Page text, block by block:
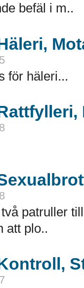
befäl i m..
för häleri...
patruller
att plo..